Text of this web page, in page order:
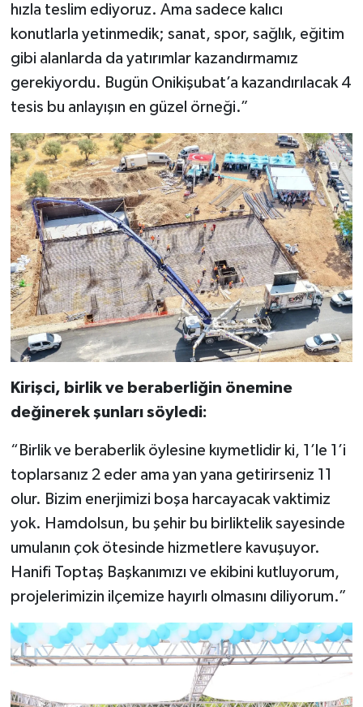
hızla teslim ediyoruz. Ama sadece kalıcı
konutlarla yetinmedik; sanat, spor, sağlık, eğitim
gibi alanlarda da yatırımlar kazandırmamız
gerekiyordu. Bugün Onikişubat’a kazandırılacak 4
tesis bu anlayışın en güzel örneği.”
Kirişci, birlik ve beraberliğin önemine
değinerek şunları söyledi:
“Birlik ve beraberlik öylesine kıymetlidir ki, 1’le 1’i
toplarsanız 2 eder ama yan yana getirirseniz 11
olur. Bizim enerjimizi boşa harcayacak vaktimiz
yok. Hamdolsun, bu şehir bu birliktelik sayesinde
umulanın çok ötesinde hizmetlere kavuşuyor.
Hanifi Toptaş Başkanımızı ve ekibini kutluyorum,
projelerimizin ilçemize hayırlı olmasını diliyorum.”